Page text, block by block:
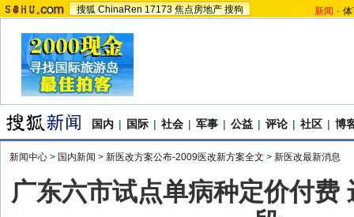
搜狐 ChinaRen 17173 焦点房地产 搜狗 新闻 -
国内 | 国际 | 社会 | 军事 | 公益 | 评论 | 社区 | 博
新闻中心 > 国内新闻 > 新医改方案公布-2009医改新方案全文 > 新医改最新消息
广东六市试点单病种定价付费